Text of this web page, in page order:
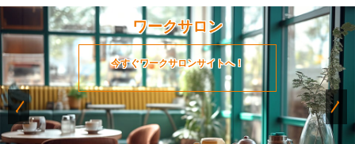
ワークサロン
今すぐワークサロンサイトへ！